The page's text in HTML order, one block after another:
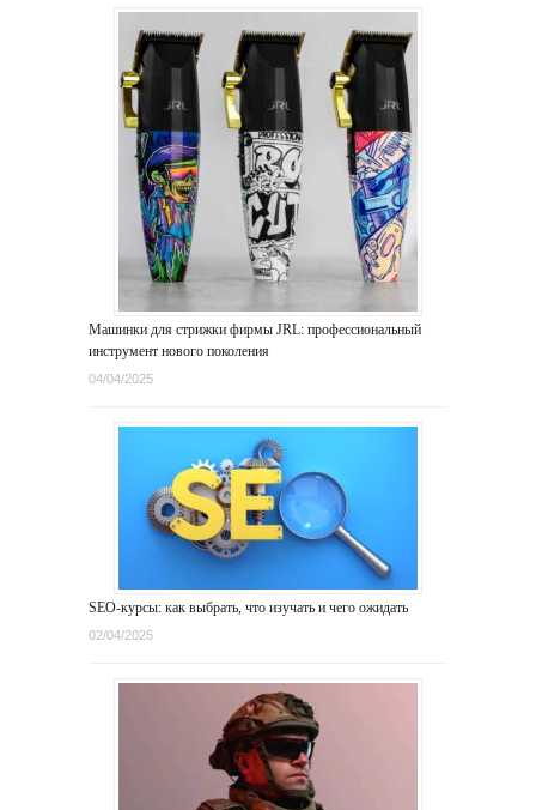
Машинки для стрижки фирмы JRL: профессиональный
инструмент нового поколения
04/04/2025
SEO-курсы: как выбрать, что изучать и чего ожидать
02/04/2025